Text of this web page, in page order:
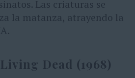
Las criaturas se
la matanza, atrayendo la
Dead (1968)